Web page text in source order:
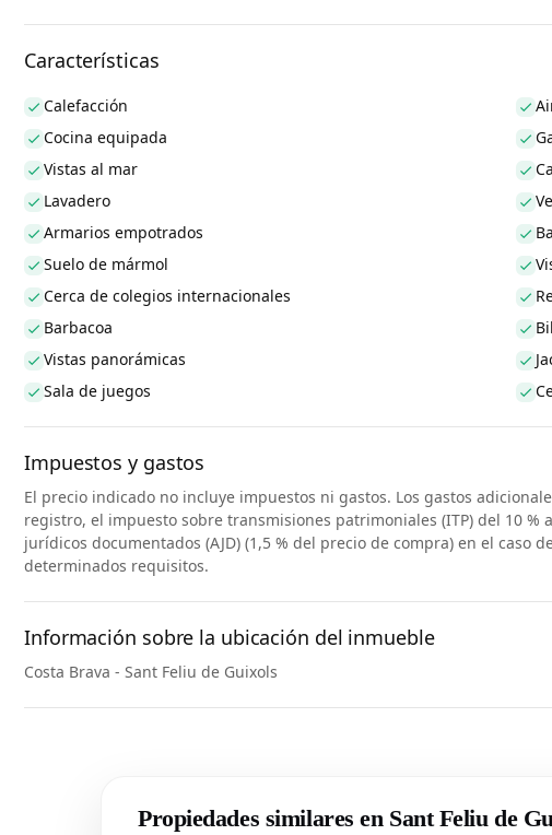
Características
Calefacción
Cocina equipada
Vistas al mar
Lavadero
Armarios empotrados
Suelo de mármol
Cerca de colegios internacionales
Barbacoa
Vistas panorámicas
Sala de juegos
Impuestos y gastos
El precio indicado no incluye impuestos ni gastos. Los gastos
registro, el impuesto sobre transmisiones patrimoniales (ITP) del 10 %
jurídicos documentados (AJD) (1,5 % del precio de compra) en el caso
determinados requisitos.
Información sobre la ubicación del inmueble
Costa Brava - Sant Feliu de Guixols
Propiedades similares en Sant Feliu de